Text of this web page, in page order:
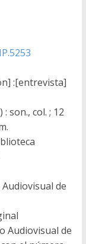
:[entrevista]
: son., col. ; 12
de
Audiovisual de